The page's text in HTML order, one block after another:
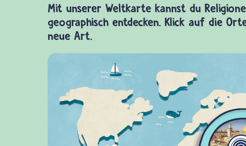
Mit unserer Weltkarte kannst du
geographisch entdecken. Klick auf die
neue Art.